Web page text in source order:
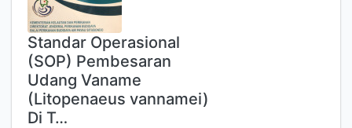
Standar Operasional
(SOP) Pembesaran
Udang Vaname
(Litopenaeus vannamei)
Di T…